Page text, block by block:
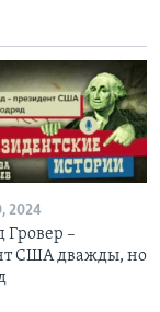
2024
Гровер –
США дважды, но